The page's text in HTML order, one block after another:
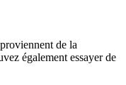
de la
également essayer de